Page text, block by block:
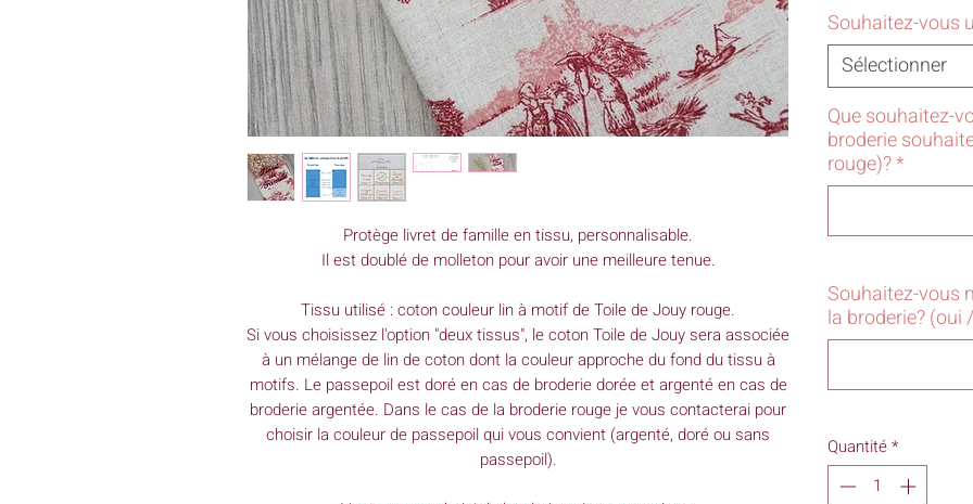
Protège livret de famille en tissu, personnalisable.
Il est doublé de molleton pour avoir une meilleure tenue.
Tissu utilisé : coton couleur lin à motif de Toile de Jouy rouge.
Si vous choisissez l'option "deux tissus", le coton Toile de Jouy sera associée
à un mélange de lin de coton dont la couleur approche du fond du tissu à
motifs. Le passepoil est doré en cas de broderie dorée et argenté en cas de
broderie argentée. Dans le cas de la broderie rouge je vous contacterai pour
choisir la couleur de passepoil qui vous convient (argenté, doré ou sans
passepoil).
Souhaitez-vous
Sélectionner
Que souhaitez-
broderie
rouge)?*
Souhaitez-vous
la broderie? (oui
Quantité*